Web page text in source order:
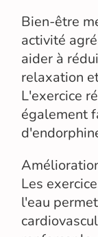
Bien-être
activité
aider à
relaxation
L'exercice
également
Les
l'eau